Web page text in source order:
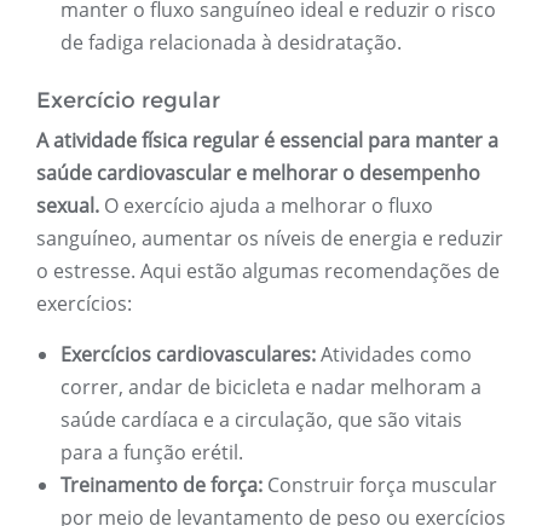
manter o fluxo sanguíneo ideal e reduzir o risco
de fadiga relacionada à desidratação.
Exercício regular
A atividade física regular é essencial para manter a
saúde cardiovascular e melhorar o desempenho
sexual. O exercício ajuda a melhorar o fluxo
sanguíneo, aumentar os níveis de energia e reduzir
o estresse. Aqui estão algumas recomendações de
exercícios:
Exercícios cardiovasculares:Atividades como
correr, andar de bicicleta e nadar melhoram a
saúde cardíaca e a circulação, que são vitais
para a função erétil.
Treinamento de força: Construir força muscular
por meio de levantamento de peso ou exercícios